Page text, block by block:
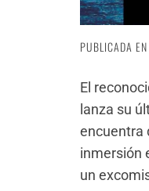
PUBLICADA EN
El
lanza su
encuentra
inmersión
un